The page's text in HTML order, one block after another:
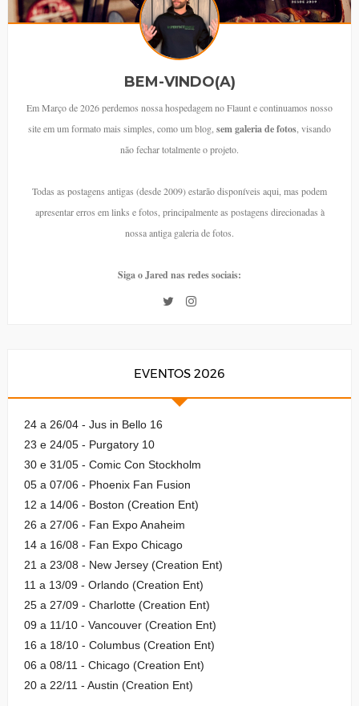
BEM-VINDO(A)
Em Março de 2026 perdemos nossa hospedagem no Flaunt e continuamos nosso
site em um formato mais simples, como um blog, sem galeria de fotos , visando
não fechar totalmente o projeto.
Todas as postagens antigas (desde 2009) estarão disponíveis aqui, mas podem
apresentar erros em links e fotos, principalmente as postagens direcionadas à
nossa antiga galeria de fotos.
Siga o Jared nas redes sociais:
EVENTOS 2026
24 a 26/04 - Jus in Bello 16
23 e 24/05 - Purgatory 10
30 e 31/05 - Comic Con Stockholm
05 a 07/06 - Phoenix Fan Fusion
12 a 14/06 - Boston (Creation Ent)
26 a 27/06 - Fan Expo Anaheim
14 a 16/08 - Fan Expo Chicago
21 a 23/08 - New Jersey (Creation Ent)
11 a 13/09 - Orlando (Creation Ent)
25 a 27/09 - Charlotte (Creation Ent)
09 a 11/10 - Vancouver (Creation Ent)
16 a 18/10 - Columbus (Creation Ent)
06 a 08/11 - Chicago (Creation Ent)
20 a 22/11 - Austin (Creation Ent)